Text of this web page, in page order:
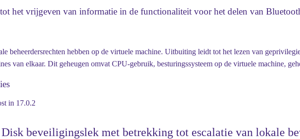
het vrijgeven van informatie in de functionaliteit voor het delen van
beheerdersrechten hebben op de virtuele machine. Uitbuiting leidt tot het lezen van
van elkaar. Dit geheugen omvat CPU-gebruik, besturingssysteem op de virtuele machine,
in 17.0.2
beveiligingslek met betrekking tot escalatie van lokale